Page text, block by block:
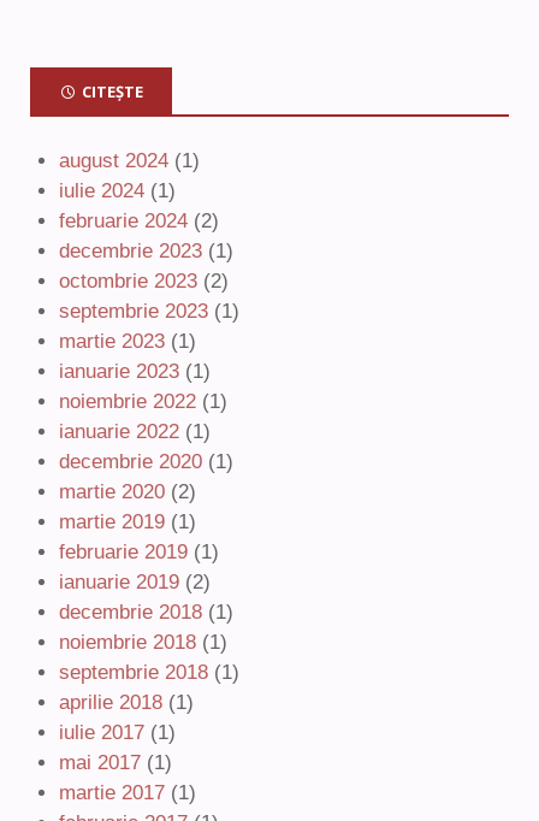
CITEȘTE
august 2024 (1)
iulie 2024 (1)
februarie 2024 (2)
decembrie 2023 (1)
octombrie 2023 (2)
septembrie 2023 (1)
martie 2023 (1)
ianuarie 2023 (1)
noiembrie 2022 (1)
ianuarie 2022 (1)
decembrie 2020 (1)
martie 2020 (2)
martie 2019 (1)
februarie 2019 (1)
ianuarie 2019 (2)
decembrie 2018 (1)
noiembrie 2018 (1)
septembrie 2018 (1)
aprilie 2018 (1)
iulie 2017 (1)
mai 2017 (1)
martie 2017 (1)